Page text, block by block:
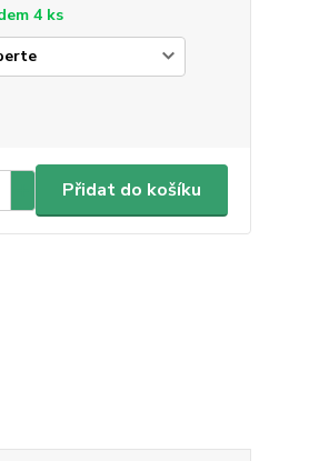
4 ks
Přidat do košíku